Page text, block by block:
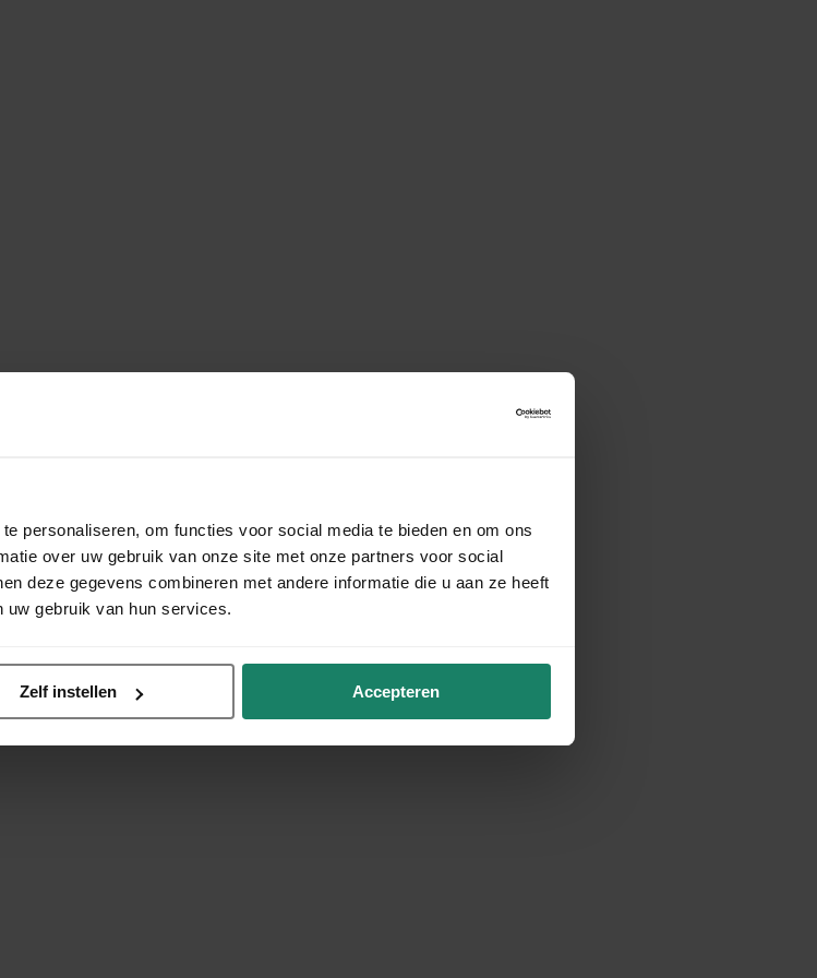
personaliseren, om functies voor social media te bieden en om ons
over uw gebruik van onze site met onze partners voor social
deze gegevens combineren met andere informatie die u aan ze heeft
gebruik van hun services.
Zelf instellen Accepteren